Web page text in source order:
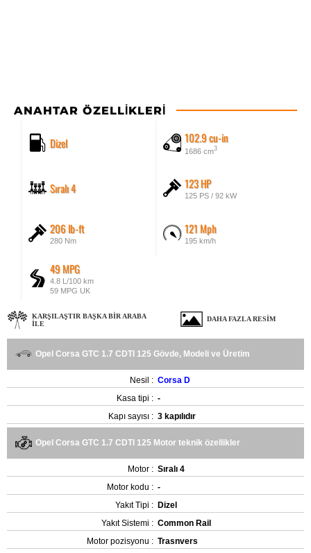
ANAHTAR ÖZELLIKLERI
Dizel 102.9 cu-in
1686 cm3
Sıralı 4 123 HP
125 PS / 92 kW
206 lb-ft
280 Nm
121 Mph
195 km/h
49 MPG
4.8 L/100 km
59 MPG UK
KARŞILAŞTIR BAŞKA BIR ARABA
ILE
DAHA FAZLA RESIM
Opel Corsa GTC 1.7 CDTI 125 Gövde, Modeli ve Üretim
Nesil : Corsa D
Kasa tipi : -
Kapı sayısı : 3 kapılıdır
Opel Corsa GTC 1.7 CDTI 125 Motor teknik özellikler
Motor : Sıralı 4
Motor kodu : -
Yakıt Tipi : Dizel
Yakıt Sistemi : Common Rail
Motor pozisyonu : Trasnvers